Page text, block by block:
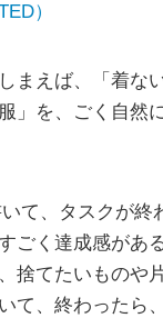
）
まえば、「着な
」を、ごく自然
て、タスクが終
ごく達成感があ
捨てたいものや
て、終わったら